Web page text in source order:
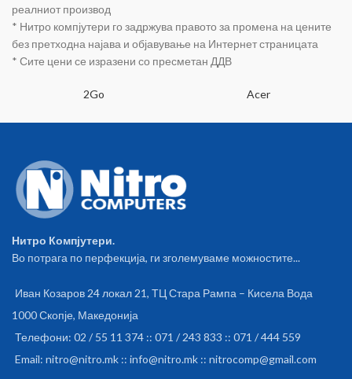
реалниот производ
* Нитро компјутери го задржува правото за промена на цените
без претходна најава и објавување на Интернет страницата
* Сите цени се изразени со пресметан ДДВ
2Go Acer
Нитро Компјутери.
Во потрага по перфекција, ги зголемуваме можностите...
Иван Козаров 24 локал 21, ТЦ Стара Рампа – Кисела Вода
1000 Скопје, Македонија
Телефони: 02 / 55 11 374 :: 071 / 243 833 :: 071 / 444 559
Email: nitro@nitro.mk :: info@nitro.mk :: nitrocomp@gmail.com